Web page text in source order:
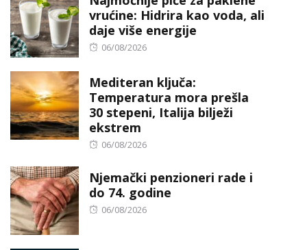
vrućine: Hidrira kao voda, ali
daje više energije
Posted
06/08/2026
Mediteran ključa:
Temperatura mora prešla
30 stepeni, Italija bilježi
ekstrem
Posted
06/08/2026
Njemački penzioneri rade i
do 74. godine
Posted
06/08/2026